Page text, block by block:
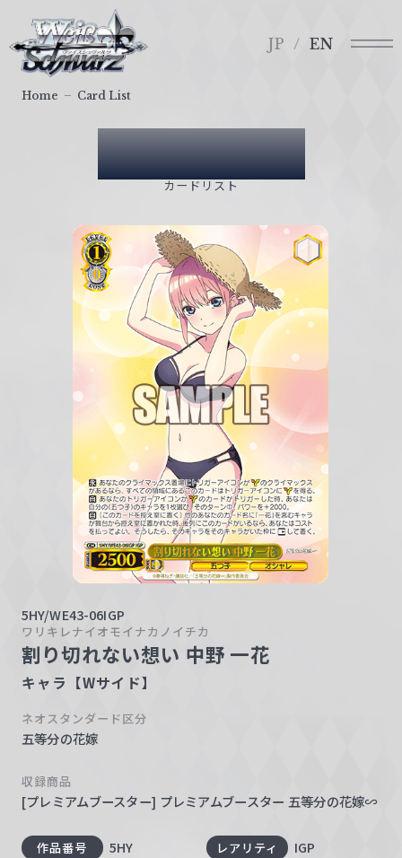
ァ
イ
JP EN
Card List
カードリスト
Home Card List
5HY/WE43-06IGP
ワリキレナイオモイナカノイチカ
割り切れない想い 中野 一花
キャラ【Wサイド】
ネオスタンダード区分
五等分の花嫁
収録商品
[プレミアムブースター] プレミアムブースター 五等分の花嫁∽
作品番号 5HY レアリティ IGP